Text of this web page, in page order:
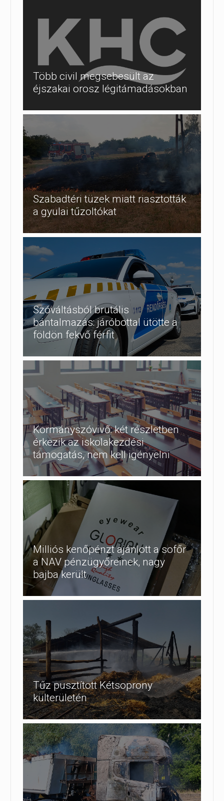
Több civil megsebesült az
éjszakai orosz légitámadásokban
Szabadtéri tüzek miatt riasztották
a gyulai tűzoltókat
Szóváltásból brutális
bántalmazás: járóbottal ütötte a
földön fekvő férfit
Kormányszóvivő: két részletben
érkezik az iskolakezdési
támogatás, nem kell igényelni
Milliós kenőpénzt ajánlott a sofőr
a NAV pénzügyőreinek, nagy
bajba került
Tűz pusztított Kétsoprony
külterületén